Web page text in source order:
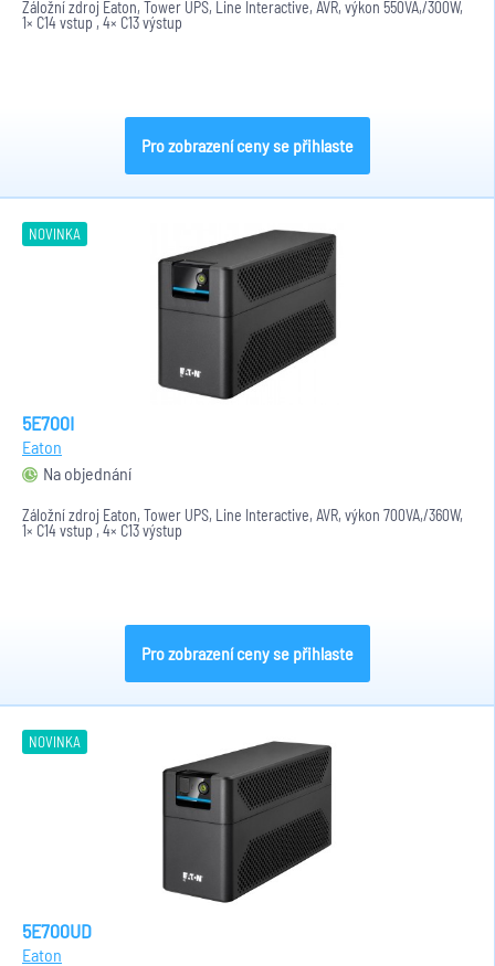
Záložní zdroj Eaton, Tower UPS, Line Interactive, AVR, výkon 550VA,/300W,
1× C14 vstup , 4× C13 výstup
Pro zobrazení ceny se přihlaste
NOVINKA
5E700I
Eaton
Na objednání
Záložní zdroj Eaton, Tower UPS, Line Interactive, AVR, výkon 700VA,/360W,
1× C14 vstup , 4× C13 výstup
Pro zobrazení ceny se přihlaste
NOVINKA
5E700UD
Eaton